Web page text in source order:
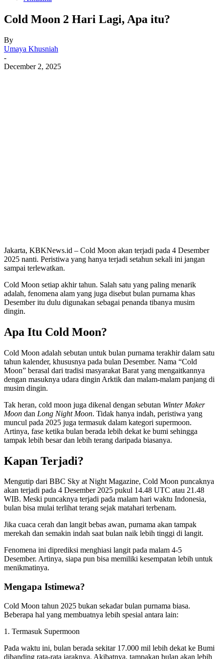
Cold Moon 2 Hari Lagi, Apa itu?
By
Umaya Khusniah
-
December 2, 2025
Jakarta, KBKNews.id – Cold Moon akan terjadi pada 4 Desember
2025 nanti. Peristiwa yang hanya terjadi setahun sekali ini jangan
sampai terlewatkan.
Cold Moon setiap akhir tahun. Salah satu yang paling menarik
adalah, fenomena alam yang juga disebut bulan purnama khas
Desember itu dulu digunakan sebagai penanda tibanya musim
dingin.
Apa Itu Cold Moon?
Cold Moon adalah sebutan untuk bulan purnama terakhir dalam satu
tahun kalender, khususnya pada bulan Desember. Nama “Cold
Moon” berasal dari tradisi masyarakat Barat yang mengaitkannya
dengan masuknya udara dingin Arktik dan malam-malam panjang di
musim dingin.
Tak heran, cold moon juga dikenal dengan sebutan Winter Maker
Moon dan Long Night Moon. Tidak hanya indah, peristiwa yang
muncul pada 2025 juga termasuk dalam kategori supermoon.
Artinya, fase ketika bulan berada lebih dekat ke bumi sehingga
tampak lebih besar dan lebih terang daripada biasanya.
Kapan Terjadi?
Mengutip dari BBC Sky at Night Magazine, Cold Moon puncaknya
akan terjadi pada 4 Desember 2025 pukul 14.48 UTC atau 21.48
WIB. Meski puncaknya terjadi pada malam hari waktu Indonesia,
bulan bisa mulai terlihat terang sejak matahari terbenam.
Jika cuaca cerah dan langit bebas awan, purnama akan tampak
merekah dan semakin indah saat bulan naik lebih tinggi di langit.
Fenomena ini diprediksi menghiasi langit pada malam 4-5
Desember. Artinya, siapa pun bisa memiliki kesempatan lebih untuk
menikmatinya.
Mengapa Istimewa?
Cold Moon tahun 2025 bukan sekadar bulan purnama biasa.
Beberapa hal yang membuatnya lebih spesial antara lain:
1. Termasuk Supermoon
Pada waktu ini, bulan berada sekitar 17.000 mil lebih dekat ke Bumi
dibanding rata-rata jaraknya. Akibatnya, tampakan bulan akan lebih